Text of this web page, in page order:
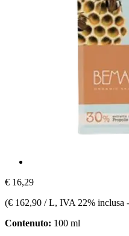
€ 16,29
(€ 162,90 / L, IVA 22% inclusa -
Contenuto: 100 ml